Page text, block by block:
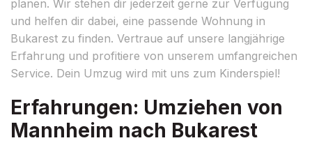
planen. Wir stehen dir jederzeit gerne zur Verfügung
und helfen dir dabei, eine passende Wohnung in
Bukarest zu finden. Vertraue auf unsere langjährige
Erfahrung und profitiere von unserem umfangreichen
Service. Dein Umzug wird mit uns zum Kinderspiel!
Erfahrungen: Umziehen von
Mannheim nach Bukarest